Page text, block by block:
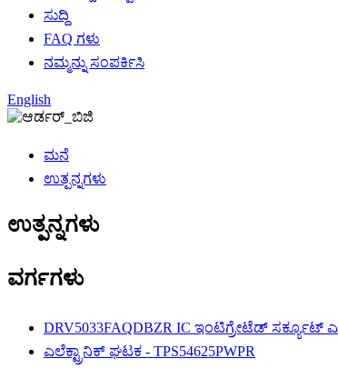
ಸುದ್ದಿ
FAQ ಗಳು
ನಮ್ಮನ್ನು ಸಂಪರ್ಕಿಸಿ
English
ಮನೆ
ಉತ್ಪನ್ನಗಳು
ಉತ್ಪನ್ನಗಳು
ವರ್ಗಗಳು
DRV5033FAQDBZR IC ಇಂಟಿಗ್ರೇಟೆಡ್ ಸರ್ಕ್ಯೂಟ್
ಎಲೆಕ್ಟ್ರಾನಿಕ್ ಘಟಕ - TPS54625PWPR